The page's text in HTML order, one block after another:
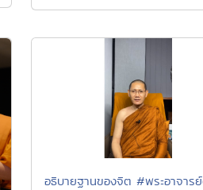
อธิบายฐานของจิต #พระอาจาร